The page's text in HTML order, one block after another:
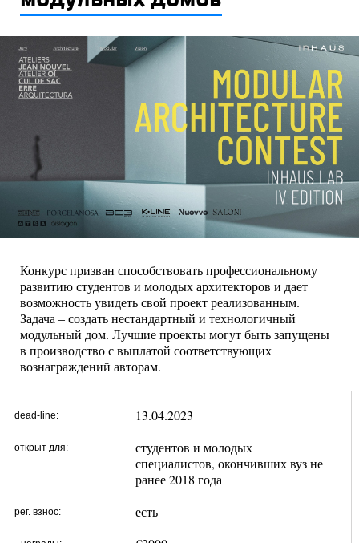
Конкурс призван способствовать профессиональному
развитию студентов и молодых архитекторов и дает
возможность увидеть свой проект реализованным.
Задача – создать нестандартный и технологичный
модульный дом. Лучшие проекты могут быть запущены
в производство с выплатой соответствующих
вознаграждений авторам.
dead-line: 13.04.2023
открыт для:
студентов и молодых
специалистов, окончивших вуз не
ранее 2018 года
рег. взнос: есть